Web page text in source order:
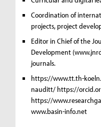
Coordination of
projects, project
Editor in Chief of the
Development
journals.
https://www.tt.th-
nauditt/ https://
https://
www.basin-info.net